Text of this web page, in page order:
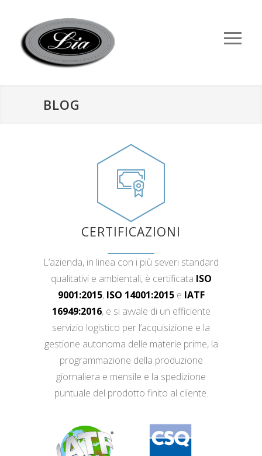
BLOG
CERTIFICAZIONI
L’azienda, in linea con i più severi standard
qualitativi e ambientali, è certificata ISO
9001:2015, ISO 14001:2015e IATF
16949:2016, e si avvale di un efficiente
servizio logistico per l’acquisizione e la
gestione autonoma delle materie prime, la
programmazione della produzione
giornaliera e mensile e la spedizione
puntuale del prodotto finito al cliente.